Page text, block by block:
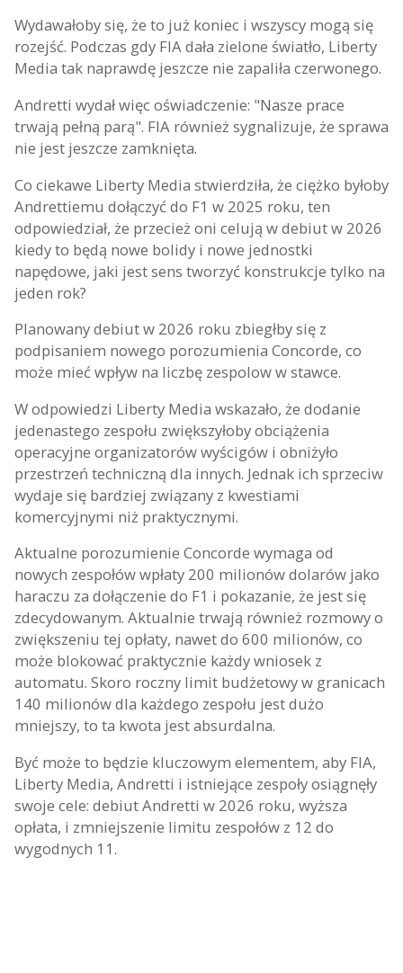
Wydawałoby się, że to już koniec i wszyscy mogą się
rozejść. Podczas gdy FIA dała zielone światło, Liberty
Media tak naprawdę jeszcze nie zapaliła czerwonego.
Andretti wydał więc oświadczenie: "Nasze prace
trwają pełną parą". FIA również sygnalizuje, że sprawa
nie jest jeszcze zamknięta.
Co ciekawe Liberty Media stwierdziła, że ciężko byłoby
Andrettiemu dołączyć do F1 w 2025 roku, ten
odpowiedział, że przecież oni celują w debiut w 2026
kiedy to będą nowe bolidy i nowe jednostki
napędowe, jaki jest sens tworzyć konstrukcje tylko na
jeden rok?
Planowany debiut w 2026 roku zbiegłby się z
podpisaniem nowego porozumienia Concorde, co
może mieć wpływ na liczbę zespolow w stawce.
W odpowiedzi Liberty Media wskazało, że dodanie
jedenastego zespołu zwiększyłoby obciążenia
operacyjne organizatorów wyścigów i obniżyło
przestrzeń techniczną dla innych. Jednak ich sprzeciw
wydaje się bardziej związany z kwestiami
komercyjnymi niż praktycznymi.
Aktualne porozumienie Concorde wymaga od
nowych zespołów wpłaty 200 milionów dolarów jako
haraczu za dołączenie do F1 i pokazanie, że jest się
zdecydowanym. Aktualnie trwają również rozmowy o
zwiększeniu tej opłaty, nawet do 600 milionów, co
może blokować praktycznie każdy wniosek z
automatu. Skoro roczny limit budżetowy w granicach
140 milionów dla każdego zespołu jest dużo
mniejszy, to ta kwota jest absurdalna.
Być może to będzie kluczowym elementem, aby FIA,
Liberty Media, Andretti i istniejące zespoły osiągnęły
swoje cele: debiut Andretti w 2026 roku, wyższa
opłata, i zmniejszenie limitu zespołów z 12 do
wygodnych 11.